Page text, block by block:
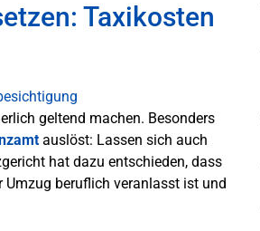
Taxikosten
geltend machen. Besonders
auslöst: Lassen sich auch
hat dazu entschieden, dass
Umzug beruflich veranlasst ist und